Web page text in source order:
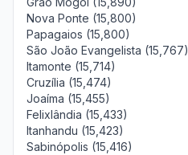
Nova Ponte (15,800)
Papagaios (15,800)
São João Evangelista (15,767)
Itamonte (15,714)
Cruzília (15,474)
Joaíma (15,455)
Felixlândia (15,433)
Itanhandu (15,423)
Sabinópolis (15,416)